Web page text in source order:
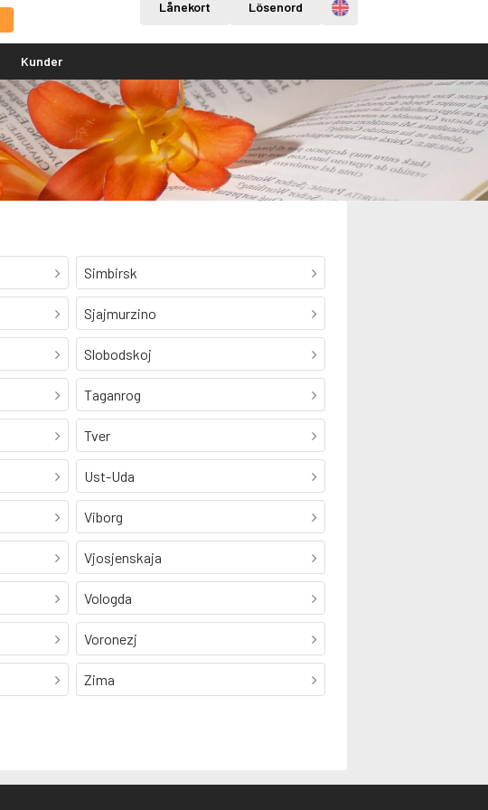
Lånekort Lösenord Engelska
Kunder
Simbirsk
Sjajmurzino
Slobodskoj
Taganrog
Tver
Ust-Uda
Viborg
Vjosjenskaja
Vologda
Voronezj
Zima